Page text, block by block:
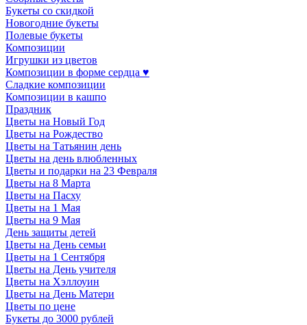
Букеты со скидкой
Новогодние букеты
Полевые букеты
Композиции
Игрушки из цветов
Композиции в форме сердца ♥
Сладкие композиции
Композиции в кашпо
Праздник
Цветы на Новый Год
Цветы на Рождество
Цветы на Татьянин день
Цветы на день влюбленных
Цветы и подарки на 23 Февраля
Цветы на 8 Марта
Цветы на Пасху
Цветы на 1 Мая
Цветы на 9 Мая
День защиты детей
Цветы на День семьи
Цветы на 1 Сентября
Цветы на День учителя
Цветы на Хэллоуин
Цветы на День Матери
Цветы по цене
Букеты до 3000 рублей